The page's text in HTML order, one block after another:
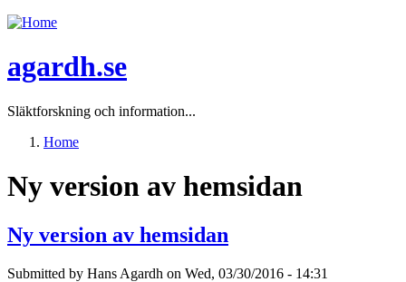
Jump to navigation
agardh.se
Släktforskning och information...
Home
Ny version av hemsidan
Ny version av hemsidan
Submitted by Hans Agardh on Wed, 03/30/2016 - 14:31